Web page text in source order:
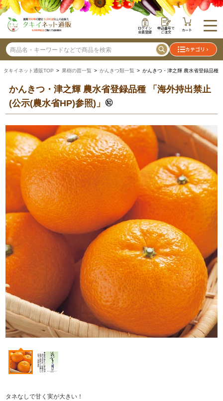
ログイン
会員登録
申込番号で
ご注文 カート
カテゴリ
タキイネット通販TOP > 果樹の苗一覧 > かんきつ類一覧 > かんきつ・津之輝 農水省登録品種
かんきつ・津之輝 農水省登録品種
「海外持出禁止
(公示(農水省HP)参照)」
タネなしで甘く実が大きい！